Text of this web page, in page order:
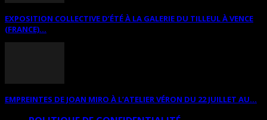
EXPOSITION COLLECTIVE D’ÉTÉ À LA GALERIE DU TILLEUL À VENCE
(FRANCE)...
EMPREINTES DE JOAN MIRO À L’ATELIER VÉRON DU 22 JUILLET AU...